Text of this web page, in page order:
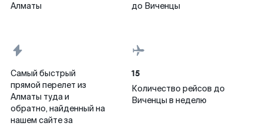
Алматы
до Виченцы
Самый быстрый
прямой перелет из
Алматы туда и
обратно, найденный на
нашем сайте за
15
Количество рейсов до
Виченцы в неделю